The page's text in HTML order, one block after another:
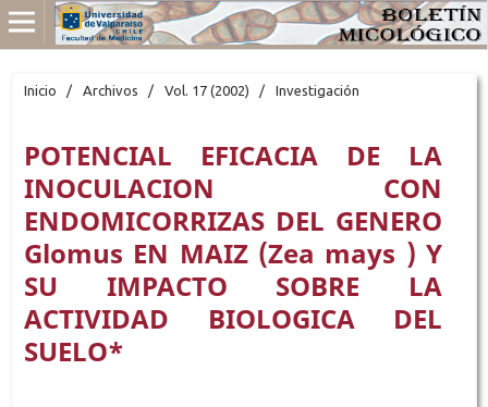
Inicio / Archivos / Vol. 17 (2002) / Investigación
POTENCIAL EFICACIA DE LA
INOCULACION CON
ENDOMICORRIZAS DEL GENERO
Glomus EN MAIZ (Zea mays ) Y
SU IMPACTO SOBRE LA
ACTIVIDAD BIOLOGICA DEL
SUELO*